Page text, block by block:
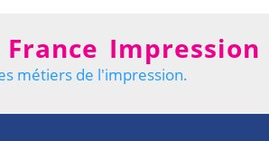
Impression
métiers de l'impression.